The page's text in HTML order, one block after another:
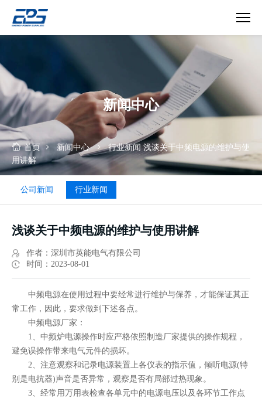
电
新闻中心
首页 新闻中心 行业新闻 浅谈关于中频电源的维护与使
用讲解
公司新闻 行业新闻
浅谈关于中频电源的维护与使用讲解
作者：深圳市英能电气有限公司
时间：2023-08-01
中频电源在使用过程中要经常进行维护与保养，才能保证其正
常工作，因此，要求做到下述各点。
中频电源厂家：
1、中频炉电源操作时应严格依照制造厂家提供的操作规程，
避免误操作带来电气元件的损坏。
2、注意观察和记录电源装置上各仪表的指示值，倾听电源(特
别是电抗器)声音是否异常，观察是否有局部过热现象。
3、经常用万用表检查各单元中的电源电压以及各环节工作点